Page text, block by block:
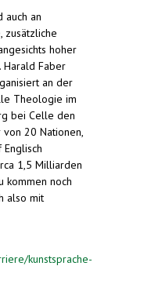
auch an
zusätzliche
hoher
Harald Faber
an der
Theologie im
bei Celle den
20 Nationen,
1,5 Milliarden
kommen noch
also mit
kunstsprache-
is external)